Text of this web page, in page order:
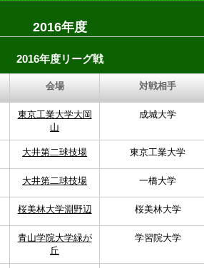
2016年度
2016年度リーグ戦
会場 対戦相手
東京工業大学大岡
山
成城大学
大井第二球技場 東京工業大学
大井第二球技場 一橋大学
桜美林大学淵野辺 桜美林大学
青山学院大学緑が
丘
学習院大学